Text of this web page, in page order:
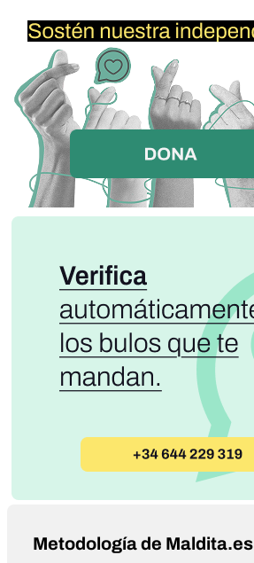
Metodología de Maldita.es